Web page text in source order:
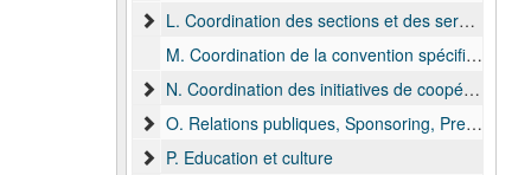
L. Coordination des sections et des services, 1910-1971
M. Coordination de la convention spécifique avec la Direction Générale Coopération au Développement
N. Coordination des initiatives de coopération, 1895-1909
O. Relations publiques, Sponsoring, Presse et communication, Publications
P. Education et culture